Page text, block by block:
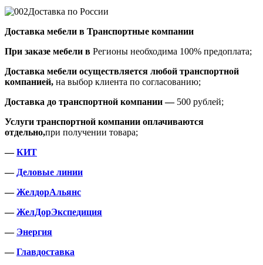
Доставка по России
Доставка мебели в Транспортные компании
При заказе мебели в Регионы необходима 100% предоплата;
Доставка мебели осуществляется любой транспортной
компанией, на выбор клиента по согласованию;
Доставка до транспортной компании —500 рублей;
Услуги транспортной компании оплачиваются
отдельно,при получении товара;
—КИТ
— Деловые линии
—ЖелдорАльянс
—ЖелДорЭкспедиция
— Энергия
—Главдоставка